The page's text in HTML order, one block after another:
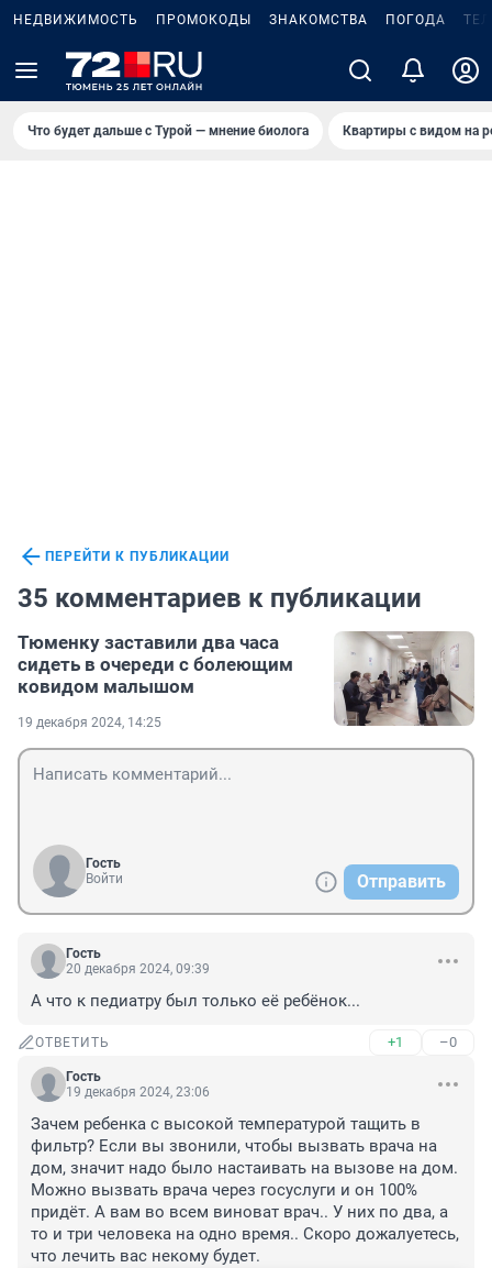
НЕДВИЖИМОСТЬ ПРОМОКОДЫ ЗНАКОМСТВА ПОГОДА
Что будет дальше с Турой — мнение биолога Квартиры с видом на
ПЕРЕЙТИ К ПУБЛИКАЦИИ
35 комментариев к публикации
Тюменку заставили два часа
сидеть в очереди с болеющим
ковидом малышом
19 декабря 2024, 14:25
Гость
Войти
Отправить
Гость
20 декабря 2024, 09:39
А что к педиатру был только её ребёнок...
ОТВЕТИТЬ +1 –0
Гость
19 декабря 2024, 23:06
Зачем ребенка с высокой температурой тащить в
фильтр? Если вы звонили, чтобы вызвать врача на
дом, значит надо было настаивать на вызове на дом.
Можно вызвать врача через госуслуги и он 100%
придёт. А вам во всем виноват врач.. У них по два, а
то и три человека на одно время.. Скоро дожалуетесь,
что лечить вас некому будет.